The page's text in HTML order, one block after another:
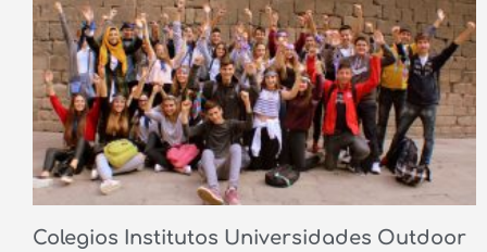
Colegios Institutos Universidades Outdoor